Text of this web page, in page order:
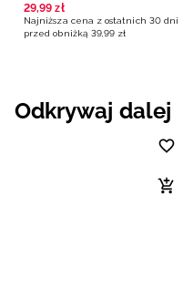
29,99 zł
Najniższa cena z ostatnich 30 dni
przed obniżką 39,99 zł
Odkrywaj dalej